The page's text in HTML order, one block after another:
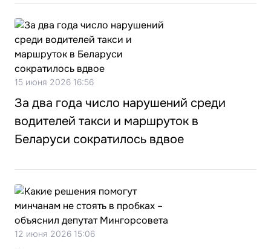
15 июня 2026 16:56
За два года число нарушений среди
водителей такси и маршруток в
Беларуси сократилось вдвое
12 июня 2026 15:06